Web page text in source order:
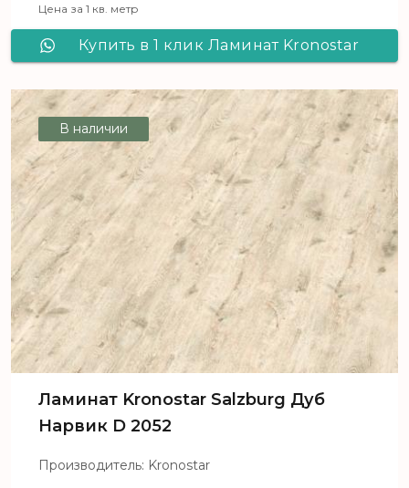
Цена за 1 кв. метр
Купить в 1 клик Ламинат Kronostar
В наличии
Ламинат Kronostar Salzburg Дуб
Нарвик D 2052
Производитель: Kronostar